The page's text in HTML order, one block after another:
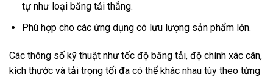
tự như loại băng tải thẳng.
Phù hợp cho các ứng dụng có lưu lượng sản phẩm lớn.
Các thông số kỹ thuật như tốc độ băng tải, độ chính xác cân,
kích thước và tải trọng tối đa có thể khác nhau tùy theo từng